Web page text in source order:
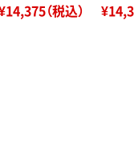
（税込）